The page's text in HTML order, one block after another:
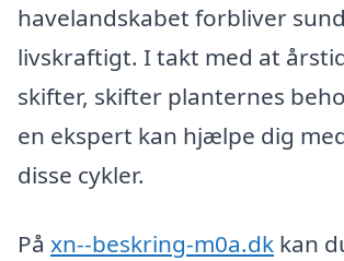
havelandskabet forbliver
livskraftigt. I takt med at
skifter, skifter planternes
en ekspert kan hjælpe dig
disse cykler.
På xn--beskring-m0a.dk kan